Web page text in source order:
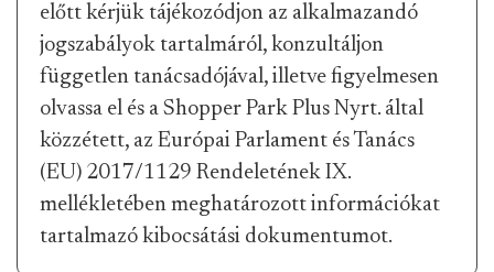
előtt kérjük tájékozódjon az alkalmazandó
jogszabályok tartalmáról, konzultáljon
független tanácsadójával, illetve figyelmesen
olvassa el és a Shopper Park Plus Nyrt. által
közzétett, az Európai Parlament és Tanács
(EU) 2017/1129 Rendeletének IX.
mellékletében meghatározott információkat
tartalmazó kibocsátási dokumentumot.